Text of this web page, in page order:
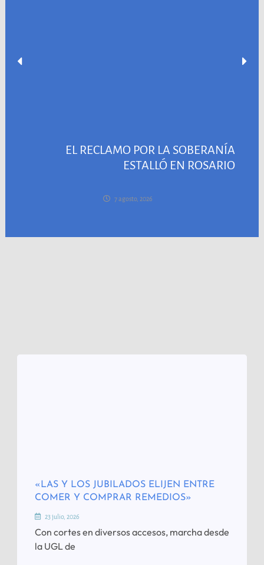
EL RECLAMO POR LA SOBERANÍA
ESTALLÓ EN ROSARIO
7 agosto, 2026
«LAS Y LOS JUBILADOS ELIJEN ENTRE
COMER Y COMPRAR REMEDIOS»
23 julio, 2026
Con cortes en diversos accesos, marcha desde
la UGL de